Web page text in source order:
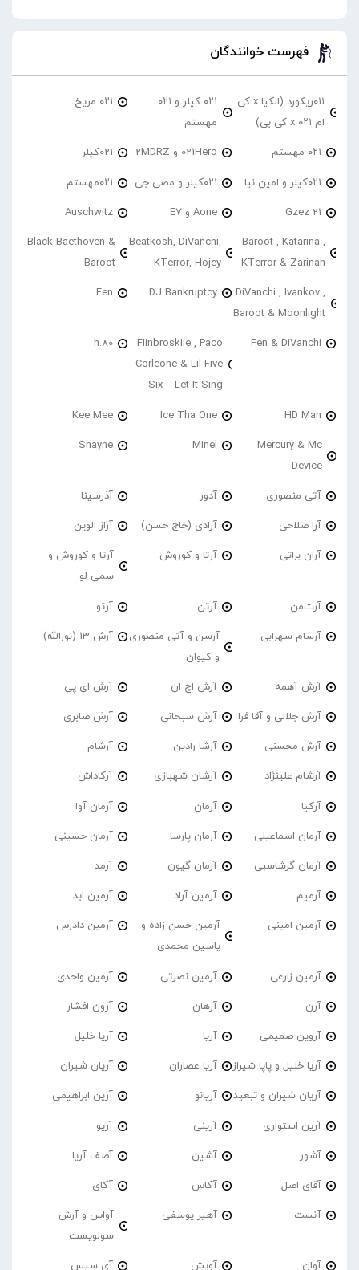
فهرست خوانندگان
۰۱۱ریکورد (الکیا x کی
ام ۰۲۱ x کی بی)
۰۲۱ کیلر و ۰۲۱
مهستم
۰۲۱ مریخ
۰۲۱ مهستم 021Hero و 2MDRZ 021کیلر
۰۲۱کیلر و امین نیا ۰۲۱کیلر و مصی جی ۰۲۱مهستم
21 Gzez Aone و E7 Auschwitz
Baroot , Katarina ,
KTerror & Zarinah
Beatkosh, DiVanchi,
KTerror, Hojey
Black Baethoven &
Baroot
DiVanchi , Ivankov ,
Baroot & Moonlight
DJ Bankruptcy
Fen
Fen & DiVanchi
Fiinbroskiie , Paco
Corleone & Lil Five
Six – Let It Sing
h.80
HD Man
Ice Tha One
Kee Mee
Mercury & Mc
Device
Minel
Shayne
آتی منصوری آدور آذرسینا
آرا صلاحی آرادی (حاج حسن) آراز الوین
آران براتی آرتا و کوروش
آرتا و کوروش و
سمی لو
آرت‌من آرتن آرتو
آرسام سهرابی
آرسن و آتی منصوری
و کیوان
آرش 13 (نورالله)
آرش آهمه آرش اچ ان آرش ای پی
آرش جلالی و آقا فرا آرش سبحانی آرش صابری
آرش محسنی آرشا رادین آرشام
آرشام علینژاد آرشان شهبازی آرکاداش
آرکیا آرمان آرمان آوا
آرمان اسماعیلی آرمان پارسا آرمان حسینی
آرمان گرشاسبی آرمان گیون آرمد
آرمیم آرمین آراد آرمین ابد
آرمین امینی
آرمین حسن زاده و
یاسین محمدی
آرمین دادرس
آرمین زارعی آرمین نصرتی آرمین واحدی
آرن آرهان آرون افشار
آروین صمیمی آریا آریا خلیل
آریا خلیل و پاپا شیراز آریا عصاران آریان شیران
آریان شیران و تبعید آریانو آرین ابراهیمی
آرین استواری آرینی آریو
آشور آشین آصف آریا
آقای اصل آکاس آکای
آنست آهیر یوسفی
آواس و آرش
سولویست
آوان آویش آی سیس